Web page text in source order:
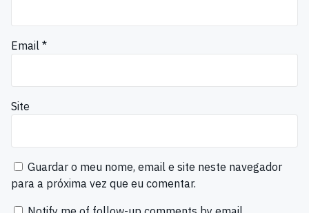
Email *
Site
Guardar o meu nome, email e site neste navegador
para a próxima vez que eu comentar.